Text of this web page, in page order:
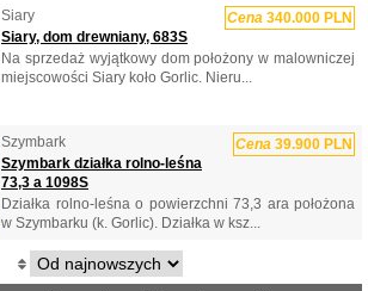
Siary Cena 340.000 PLN
Siary, dom drewniany, 683S
Na sprzedaż wyjątkowy dom położony w malowniczej
miejscowości Siary koło Gorlic. Nieru...
Szymbark Cena 39.900 PLN
Szymbark działka rolno-leśna
73,3 a 1098S
Działka rolno-leśna o powierzchni 73,3 ara położona
w Szymbarku (k. Gorlic). Działka w ksz...